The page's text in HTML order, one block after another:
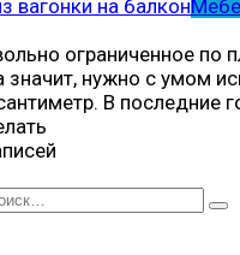
ограниченное по
нужно с умом
В последние